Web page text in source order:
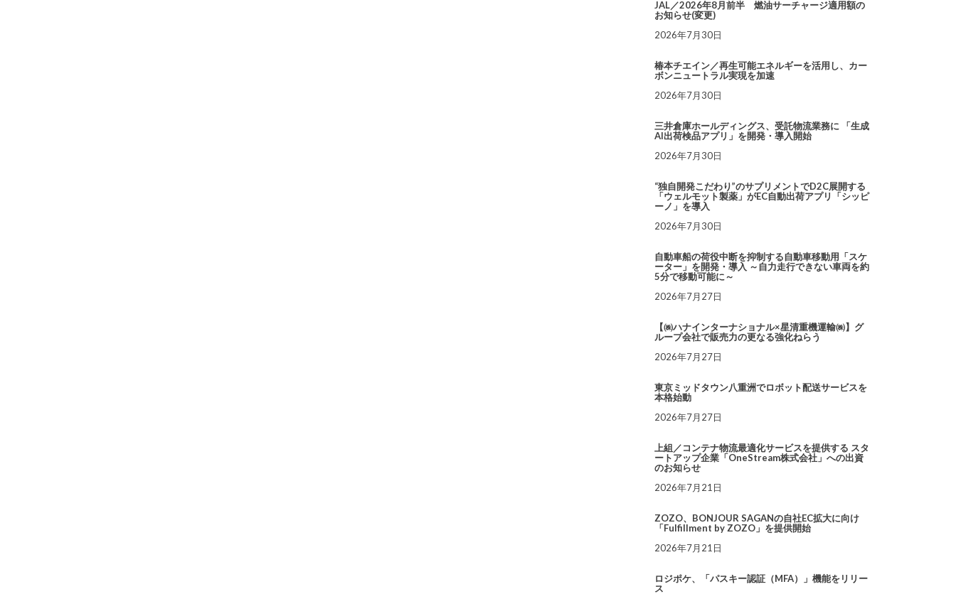
JAL／2026年8月前半 燃油サーチャージ適用額の
お知らせ(変更)
2026年7月30日
椿本チエイン／再生可能エネルギーを活用し、カー
ボンニュートラル実現を加速
2026年7月30日
三井倉庫ホールディングス、受託物流業務に 「生成
AI出荷検品アプリ」を開発・導入開始
2026年7月30日
“独自開発こだわり”のサプリメントでD2C展開する
「ウェルモット製薬」がEC自動出荷アプリ「シッピ
ーノ」を導入
2026年7月30日
自動車船の荷役中断を抑制する自動車移動用「スケ
ーター」を開発・導入 ～自力走行できない車両を約
5分で移動可能に～
2026年7月27日
【㈱ハナインターナショナル×星清重機運輸㈱】グ
ループ会社で販売力の更なる強化ねらう
2026年7月27日
東京ミッドタウン八重洲でロボット配送サービスを
本格始動
2026年7月27日
上組／コンテナ物流最適化サービスを提供する スタ
ートアップ企業「OneStream株式会社」への出資
のお知らせ
2026年7月21日
ZOZO、BONJOUR SAGANの自社EC拡大に向け
「Fulfillment by ZOZO」を提供開始
2026年7月21日
ロジポケ、「パスキー認証（MFA）」機能をリリー
ス